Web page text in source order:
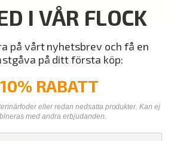
Skriv en recension
andra språk
I VÅR FLOCK
på vårt nyhetsbrev och få en
på ditt första köp:
RABATT
eller redan nedsatta produkter. Kan ej
med andra erbjudanden.